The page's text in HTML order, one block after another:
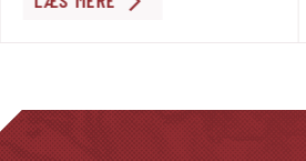
varianter.
Mulighederne